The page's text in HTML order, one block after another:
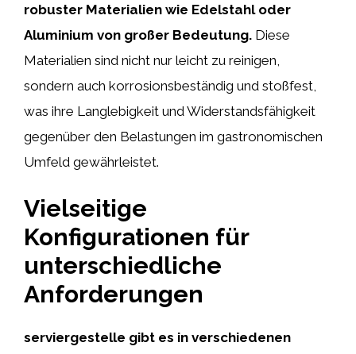
robuster Materialien wie Edelstahl oder
Aluminium von großer Bedeutung. Diese
Materialien sind nicht nur leicht zu reinigen,
sondern auch korrosionsbeständig und stoßfest,
was ihre Langlebigkeit und Widerstandsfähigkeit
gegenüber den Belastungen im gastronomischen
Umfeld gewährleistet.
Vielseitige
Konfigurationen für
unterschiedliche
Anforderungen
serviergestelle gibt es in verschiedenen